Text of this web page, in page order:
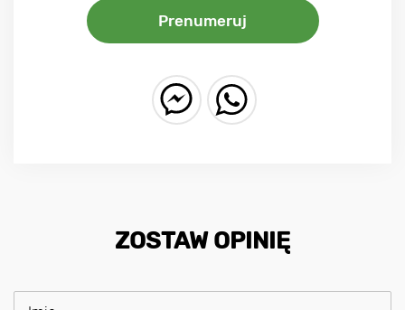
Prenumeruj
ZOSTAW OPINIĘ